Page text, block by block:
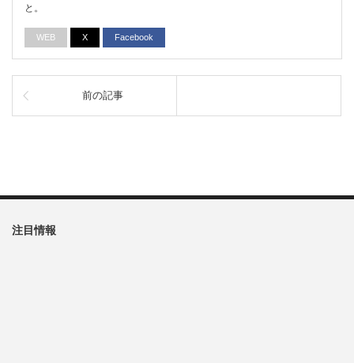
と。
WEB X Facebook
前の記事
注目情報